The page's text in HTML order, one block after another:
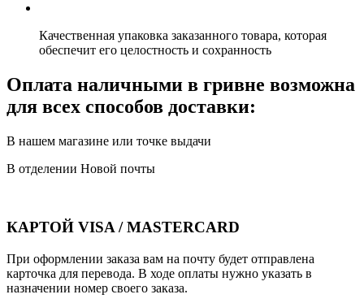
Качественная упаковка заказанного товара, которая
обеспечит его целостность и сохранность
Оплата наличными в гривне возможна
для всех способов доставки:
В нашем магазине или точке выдачи
В отделении Новой почты
КАРТОЙ VISA / MASTERCARD
При оформлении заказа вам на почту будет отправлена
карточка для перевода. В ходе оплаты нужно указать в
назначении номер своего заказа.